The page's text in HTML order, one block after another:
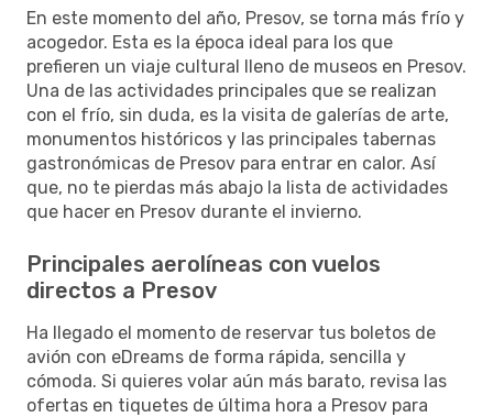
En este momento del año, Presov, se torna más frío y
acogedor. Esta es la época ideal para los que
prefieren un viaje cultural lleno de museos en Presov.
Una de las actividades principales que se realizan
con el frío, sin duda, es la visita de galerías de arte,
monumentos históricos y las principales tabernas
gastronómicas de Presov para entrar en calor. Así
que, no te pierdas más abajo la lista de actividades
que hacer en Presov durante el invierno.
Principales aerolíneas con vuelos
directos a Presov
Ha llegado el momento de reservar tus boletos de
avión con eDreams de forma rápida, sencilla y
cómoda. Si quieres volar aún más barato, revisa las
ofertas en tiquetes de última hora a Presov para